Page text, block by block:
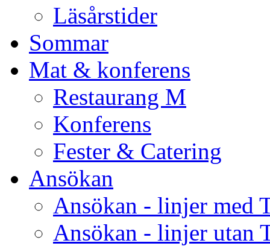
Läsårstider
Sommar
Mat & konferens
Restaurang M
Konferens
Fester & Catering
Ansökan
Ansökan - linjer med
Ansökan - linjer utan